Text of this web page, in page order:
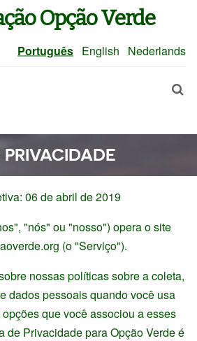
Opção Verde
Português English Nederlands
06 de abril de 2019
"nós" ou "nosso") opera o site
(o "Serviço").
nossas políticas sobre a coleta,
dados pessoais quando você usa
que você associou a esses
de Privacidade para Opção Verde é